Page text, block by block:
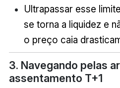
Ultrapassar esse
se torna a liquidez e
o preço caia
3. Navegando pelas
assentamento T+1